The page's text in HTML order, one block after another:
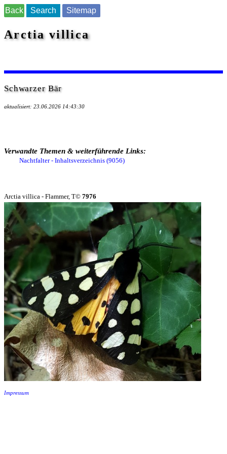
Back Search Sitemap
Arctia villica
Schwarzer Bär
aktualisiert: 23.06.2026 14:43:30
Verwandte Themen & weiterführende Links:
Nachtfalter - Inhaltsverzeichnis (9056)
Arctia villica - Flammer, T© 7976
Impressum